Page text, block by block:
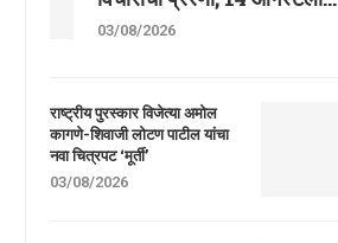
03/08/2026
राष्ट्रीय पुरस्कार विजेत्या अमोल
कागणे-शिवाजी लोटण पाटील यांचा
नवा चित्रपट ‘मूर्ती’
03/08/2026